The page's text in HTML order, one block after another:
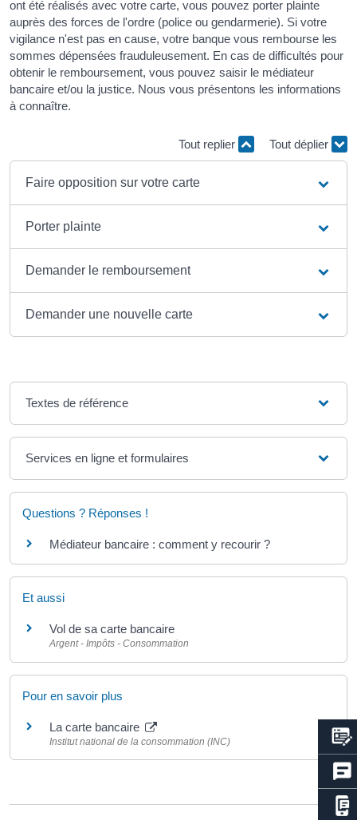
ont été réalisés avec votre carte, vous pouvez porter plainte
auprès des forces de l'ordre (police ou gendarmerie). Si votre
vigilance n'est pas en cause, votre banque vous rembourse les
sommes dépensées frauduleusement. En cas de difficultés pour
obtenir le remboursement, vous pouvez saisir le médiateur
bancaire et/ou la justice. Nous vous présentons les informations
à connaître.
Tout replier Tout déplier
Faire opposition sur votre carte
Porter plainte
Demander le remboursement
Demander une nouvelle carte
Textes de référence
Services en ligne et formulaires
Questions ? Réponses !
Médiateur bancaire : comment y recourir ?
Et aussi
Vol de sa carte bancaire
Argent - Impôts - Consommation
Pour en savoir plus
La carte bancaire
Institut national de la consommation (INC)